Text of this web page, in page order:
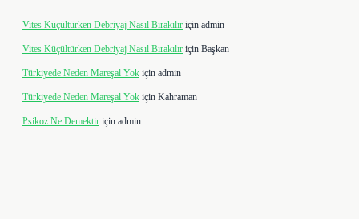
Vites Küçültürken Debriyaj Nasıl Bırakılır için admin
Vites Küçültürken Debriyaj Nasıl Bırakılır için Başkan
Türkiyede Neden Mareşal Yok için admin
Türkiyede Neden Mareşal Yok için Kahraman
Psikoz Ne Demektir için admin